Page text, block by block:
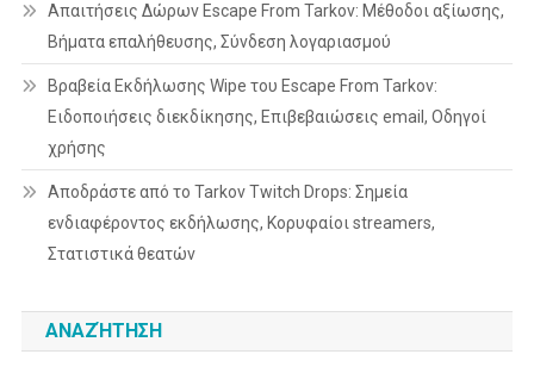
Απαιτήσεις Δώρων Escape From Tarkov: Μέθοδοι αξίωσης,
Βήματα επαλήθευσης, Σύνδεση λογαριασμού
Βραβεία Εκδήλωσης Wipe του Escape From Tarkov:
Ειδοποιήσεις διεκδίκησης, Επιβεβαιώσεις email, Οδηγοί
χρήσης
Αποδράστε από το Tarkov Twitch Drops: Σημεία
ενδιαφέροντος εκδήλωσης, Κορυφαίοι streamers,
Στατιστικά θεατών
ΑΝΑΖΉΤΗΣΗ